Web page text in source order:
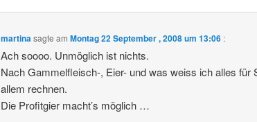
martinasagte amMontag 22 September , 2008 um 13:06 :
Ach soooo. Unmöglich ist nichts.
Nach Gammelfleisch-, Eier- und was weiss ich alles für
allem rechnen.
Die Profitgier macht’s möglich …